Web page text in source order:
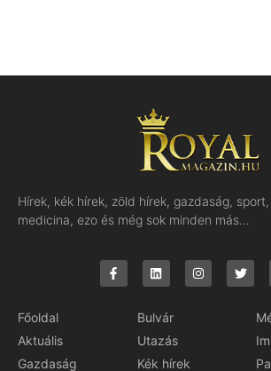
Hírek, kék hírek, zöld hírek, gazdaság,
medicina, ezo és még sok minden más…
Főoldal
Aktuális
Gazdaság
Bulvár
Utazás
Kék hírek